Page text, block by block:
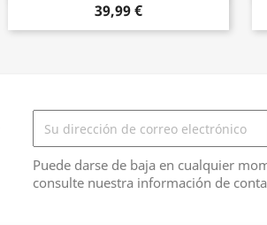
39,99 €
Puede darse de baja en cualquier
consulte nuestra información de